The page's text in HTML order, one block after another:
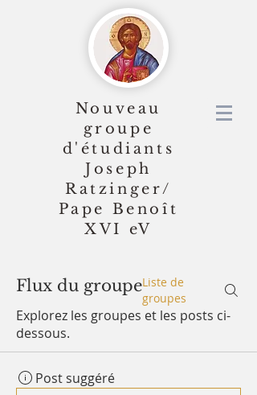
Nouveau
groupe
d'étudiants
Joseph
Ratzinger/
Pape Benoît
XVI
eV
Flux du groupeListe de
groupes
Explorez les groupes et les posts ci-
dessous.
Post suggéré